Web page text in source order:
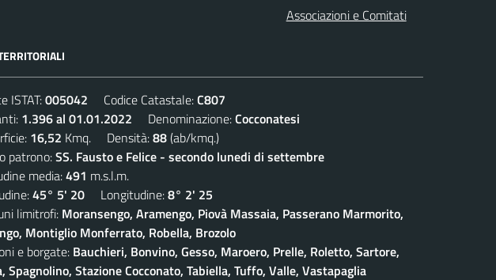
Associazioni e Comitati
ISTAT:005042 Codice Catastale:C807
1.396 al 01.01.2022 Denominazione:Cocconatesi
16,52 Kmq. Densità:88(ab/kmq.)
patrono:SS. Fausto e Felice - secondo lunedi di settembre
media:491 m.s.l.m.
45° 5' 20 Longitudine:8° 2' 25
limitrofi: Moransengo, Aramengo, Piovà Massaia, Passerano Marmorito,
Montiglio Monferrato, Robella, Brozolo
e borgate: Bauchieri, Bonvino, Gesso, Maroero, Prelle, Roletto, Sartore,
Spagnolino, Stazione Cocconato, Tabiella, Tuffo, Valle, Vastapaglia